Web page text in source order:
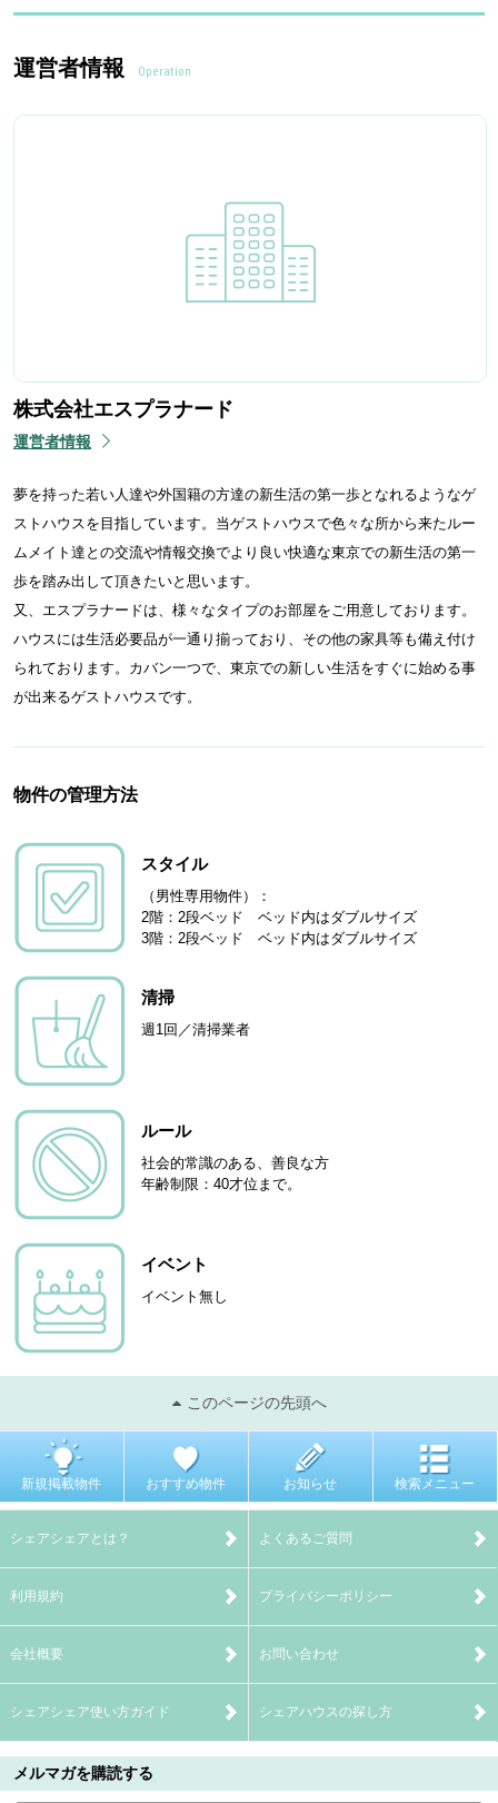
運営者情報 Operation
株式会社エスプラナード
運営者情報
夢を持った若い人達や外国籍の方達の新生活の第一歩となれるようなゲ
ストハウスを目指しています。当ゲストハウスで色々な所から来たルー
ムメイト達との交流や情報交換でより良い快適な東京での新生活の第一
歩を踏み出して頂きたいと思います。
又、エスプラナードは、様々なタイプのお部屋をご用意しております。
ハウスには生活必要品が一通り揃っており、その他の家具等も備え付け
られております。カバン一つで、東京での新しい生活をすぐに始める事
が出来るゲストハウスです。
物件の管理方法
スタイル
（男性専用物件）：
2階：2段ベッド ベッド内はダブルサイズ
3階：2段ベッド ベッド内はダブルサイズ
清掃
週1回／清掃業者
ルール
社会的常識のある、善良な方
年齢制限：40才位まで。
イベント
イベント無し
このページの先頭へ
新規掲載物件 おすすめ物件 お知らせ 検索メニュー
シェアシェアとは？ よくあるご質問
利用規約 プライバシーポリシー
会社概要 お問い合わせ
シェアシェア使い方ガイド シェアハウスの探し方
メルマガを購読する